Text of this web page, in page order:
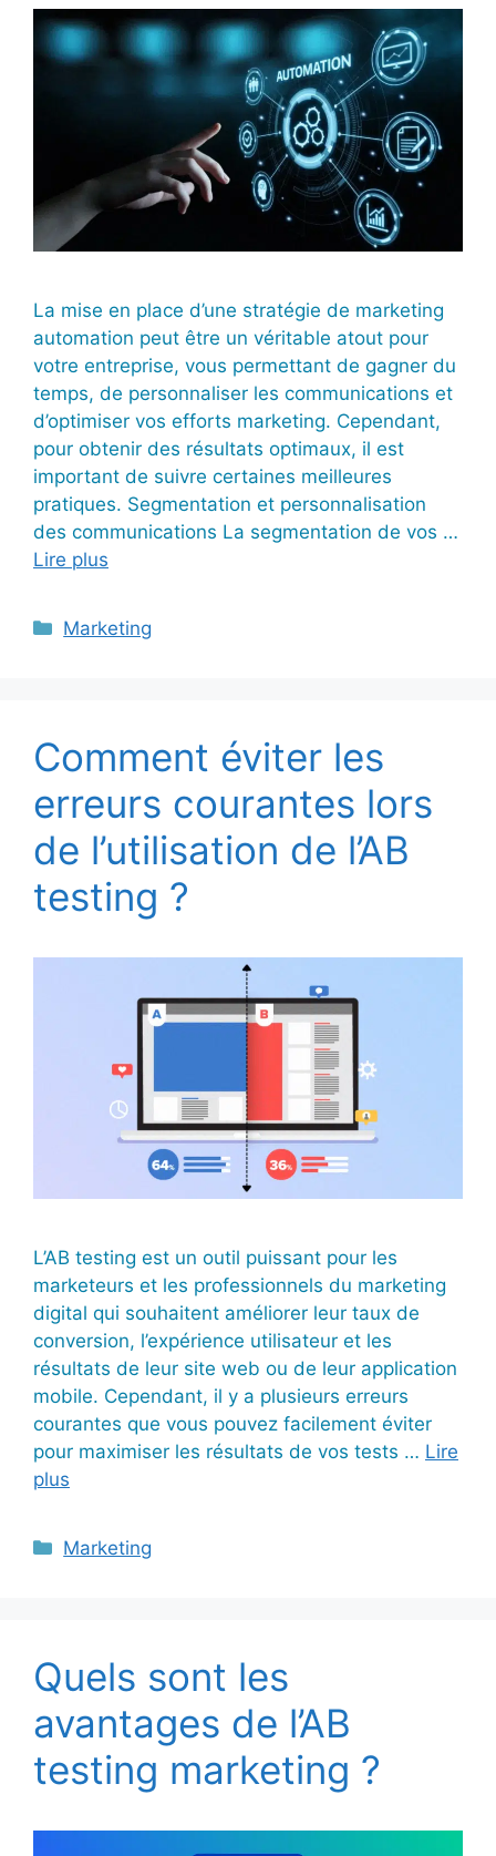
La mise en place d’une stratégie de marketing
automation peut être un véritable atout pour
votre entreprise, vous permettant de gagner du
temps, de personnaliser les communications et
d’optimiser vos efforts marketing. Cependant,
pour obtenir des résultats optimaux, il est
important de suivre certaines meilleures
pratiques. Segmentation et personnalisation
des communications La segmentation de vos …
Lire plus
Catégories
Marketing
Comment éviter les
erreurs courantes lors
de l’utilisation de l’AB
testing ?
L’AB testing est un outil puissant pour les
marketeurs et les professionnels du marketing
digital qui souhaitent améliorer leur taux de
conversion, l’expérience utilisateur et les
résultats de leur site web ou de leur application
mobile. Cependant, il y a plusieurs erreurs
courantes que vous pouvez facilement éviter
pour maximiser les résultats de vos tests … Lire
plus
Catégories
Marketing
Quels sont les
avantages de l’AB
testing marketing ?